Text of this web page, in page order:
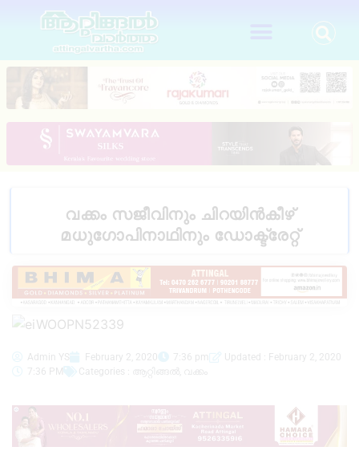
വക്കം സജീവിനും ചിറയിൻകീഴ്
മധുഗോപിനാഥിനും ഡോക്ട്രേറ്റ്
Admin YS February 2, 2020 7:36 pm
Updated : February 2, 2020
7:36 PM
Categories : ആറ്റിങ്ങൽ വക്കം